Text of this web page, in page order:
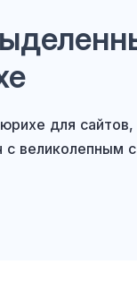
для сайтов,
великолепным